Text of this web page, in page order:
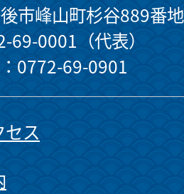
市峰山町杉谷889番地
69-0001（代表）
0772-69-0901
セス